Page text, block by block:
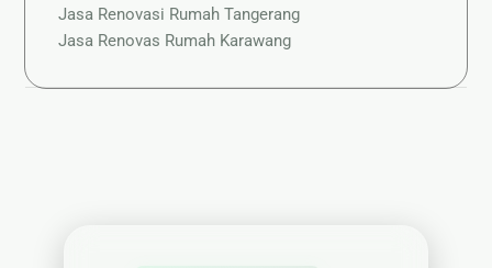
Jasa Renovasi Rumah Tangerang
Jasa Renovas Rumah Karawang